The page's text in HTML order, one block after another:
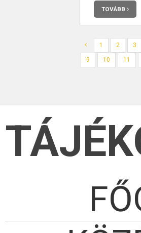
TOVÁBB
1 2 3
9 10 11